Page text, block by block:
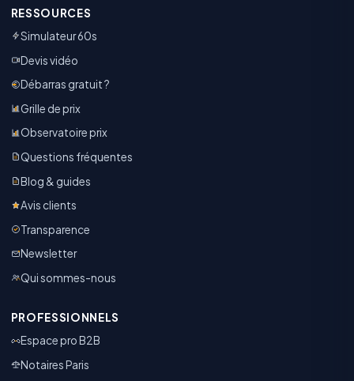
RESSOURCES
Simulateur 60s
Devis vidéo
Débarras gratuit ?
Grille de prix
Observatoire prix
Questions fréquentes
Blog & guides
Avis clients
Transparence
Newsletter
Qui sommes-nous
PROFESSIONNELS
Espace pro B2B
Notaires Paris